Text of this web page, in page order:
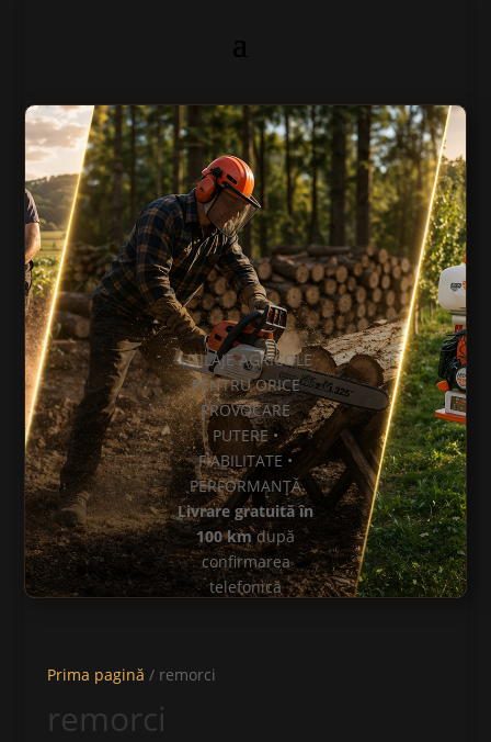
UTILAJE AGRICOLE
PENTRU ORICE
PROVOCARE
PUTERE •
FIABILITATE •
PERFORMANȚĂ
Livrare gratuită în
100 km după
confirmarea
telefonică
Prima pagină / remorci
remorci